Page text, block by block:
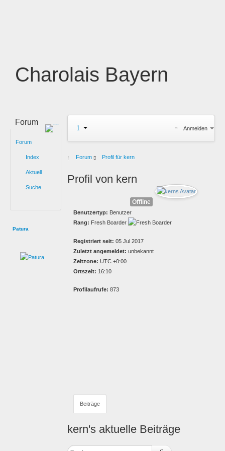
Charolais Bayern
Forum
Forum
Index
Aktuell
Suche
Patura
Anmelden
Forum Profil für kern
Profil von kern
Offline
Benutzertyp: Benutzer
Rang: Fresh Boarder
Registriert seit: 05 Jul 2017
Zuletzt angemeldet: unbekannt
Zeitzone: UTC +0:00
Ortszeit: 16:10
Profilaufrufe: 873
Beiträge
kern's aktuelle Beiträge